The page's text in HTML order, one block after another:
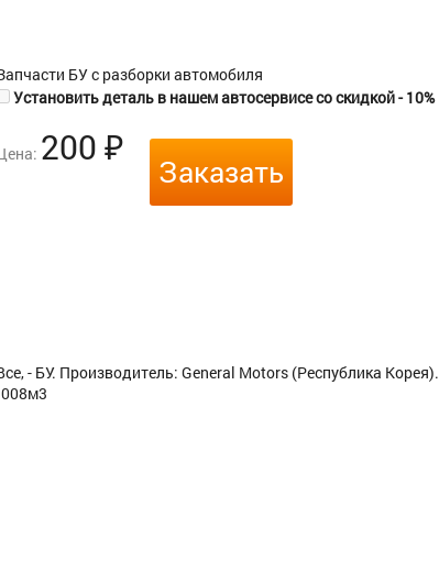
БУ с разборки автомобиля
Установить деталь в нашем автосервисе со скидкой - 10%
200₽
Заказать
- БУ. Производитель: General Motors (Республика Корея).